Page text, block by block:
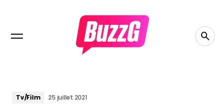
Tv/Film 25 juillet 2021